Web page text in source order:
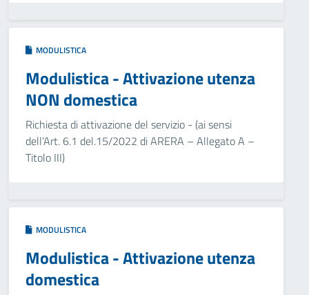
MODULISTICA
Modulistica - Attivazione utenza
NON domestica
Richiesta di attivazione del servizio - (ai sensi
dell’Art. 6.1 del.15/2022 di ARERA – Allegato A –
Titolo III)
MODULISTICA
Modulistica - Attivazione utenza
domestica